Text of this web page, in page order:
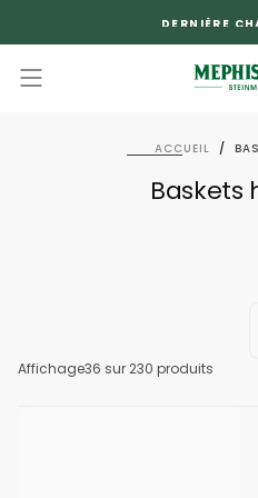
DERNIÈRE
ACCUEIL /
Baskets
Affichage36 sur 230 produits